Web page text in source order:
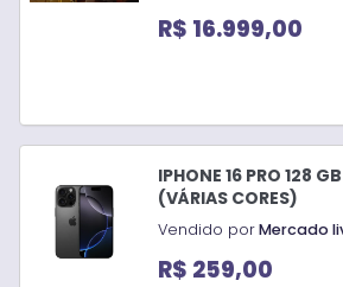
R$ 16.999,00
IPHONE 16 PRO 128
(VÁRIAS CORES)
Vendido porMercado
R$ 259,00